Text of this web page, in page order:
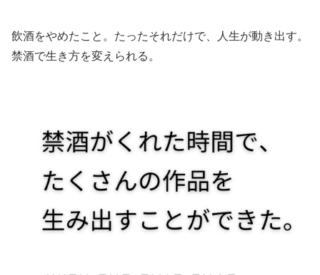
飲酒をやめたこと。たったそれだけで、人生が動き出す。
禁酒で生き方を変えられる。